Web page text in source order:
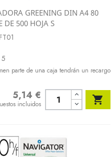
Vista rápida
GREENING DIN A4 80
DE 500 HOJA S
5
parte de una caja tendrán un recargo
5,14 €
incluidos 